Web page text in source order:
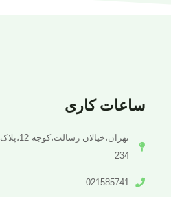
ساعات کاری
تهران،خیالان رسالت،کوجه 12،پلاک
234
021585741